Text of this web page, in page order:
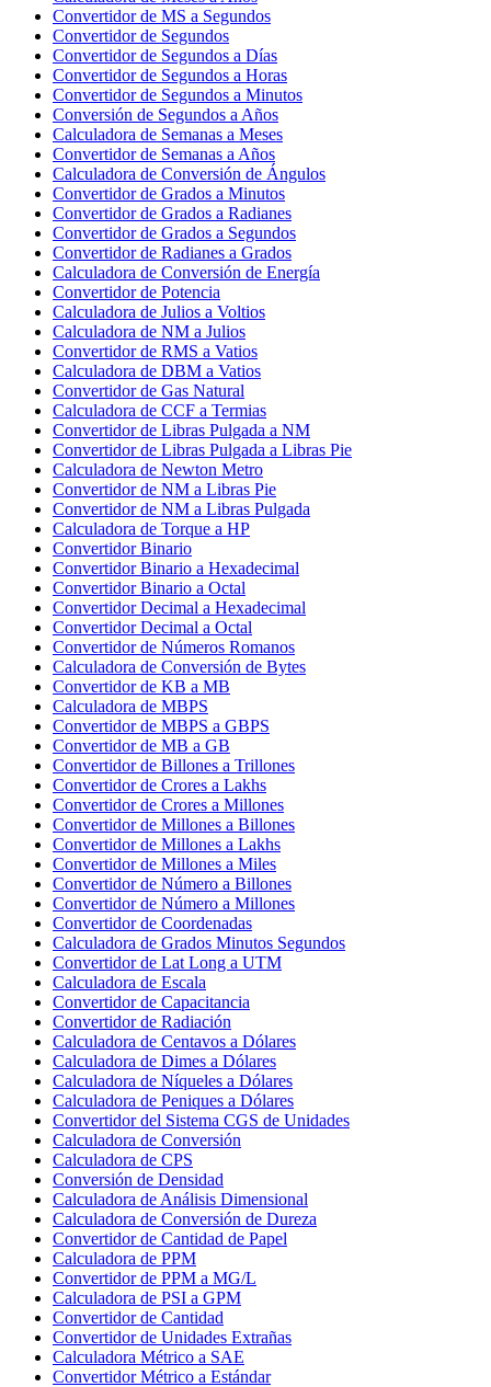
Convertidor de MS a Segundos
Convertidor de Segundos
Convertidor de Segundos a Días
Convertidor de Segundos a Horas
Convertidor de Segundos a Minutos
Conversión de Segundos a Años
Calculadora de Semanas a Meses
Convertidor de Semanas a Años
Calculadora de Conversión de Ángulos
Convertidor de Grados a Minutos
Convertidor de Grados a Radianes
Convertidor de Grados a Segundos
Convertidor de Radianes a Grados
Calculadora de Conversión de Energía
Convertidor de Potencia
Calculadora de Julios a Voltios
Calculadora de NM a Julios
Convertidor de RMS a Vatios
Calculadora de DBM a Vatios
Convertidor de Gas Natural
Calculadora de CCF a Termias
Convertidor de Libras Pulgada a NM
Convertidor de Libras Pulgada a Libras Pie
Calculadora de Newton Metro
Convertidor de NM a Libras Pie
Convertidor de NM a Libras Pulgada
Calculadora de Torque a HP
Convertidor Binario
Convertidor Binario a Hexadecimal
Convertidor Binario a Octal
Convertidor Decimal a Hexadecimal
Convertidor Decimal a Octal
Convertidor de Números Romanos
Calculadora de Conversión de Bytes
Convertidor de KB a MB
Calculadora de MBPS
Convertidor de MBPS a GBPS
Convertidor de MB a GB
Convertidor de Billones a Trillones
Convertidor de Crores a Lakhs
Convertidor de Crores a Millones
Convertidor de Millones a Billones
Convertidor de Millones a Lakhs
Convertidor de Millones a Miles
Convertidor de Número a Billones
Convertidor de Número a Millones
Convertidor de Coordenadas
Calculadora de Grados Minutos Segundos
Convertidor de Lat Long a UTM
Calculadora de Escala
Convertidor de Capacitancia
Convertidor de Radiación
Calculadora de Centavos a Dólares
Calculadora de Dimes a Dólares
Calculadora de Níqueles a Dólares
Calculadora de Peniques a Dólares
Convertidor del Sistema CGS de Unidades
Calculadora de Conversión
Calculadora de CPS
Conversión de Densidad
Calculadora de Análisis Dimensional
Calculadora de Conversión de Dureza
Convertidor de Cantidad de Papel
Calculadora de PPM
Convertidor de PPM a MG/L
Calculadora de PSI a GPM
Convertidor de Cantidad
Convertidor de Unidades Extrañas
Calculadora Métrico a SAE
Convertidor Métrico a Estándar